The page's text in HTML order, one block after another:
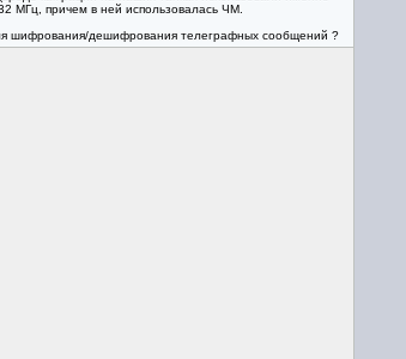
МГц, причем в ней использовалась ЧМ.
шифрования/дешифрования телеграфных сообщений ?